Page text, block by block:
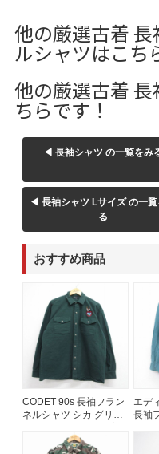
Search by Maniacマニ
バンド
Tシャツ
すべてのマニア
Search by Period 年代
90年代
60年代
すべての年代
他の厳選古着
ルシャツはこち
他の厳選古着
ちらです！
◀ 長袖シャツ の一覧をみ
◀ 長袖シャツ Lサイズ の一
る
おすすめ商品
CODET 90s 長袖フラン
ネルシャツ シカ グリー
エデ
長袖
相当